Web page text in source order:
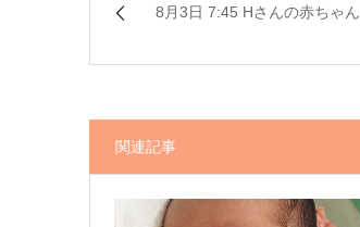
8月3日 7:45 Hさんの赤ちゃん
関連記事